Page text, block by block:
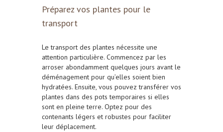
Préparez vos plantes pour le
transport
Le transport des plantes nécessite une
attention particulière. Commencez par les
arroser abondamment quelques jours avant le
déménagement pour qu’elles soient bien
hydratées. Ensuite, vous pouvez transférer vos
plantes dans des pots temporaires si elles
sont en pleine terre. Optez pour des
contenants légers et robustes pour faciliter
leur déplacement.